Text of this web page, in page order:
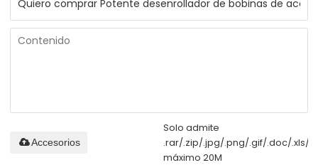
Solo admite
.rar/.zip/.jpg/.png/.gif/.doc/.xls/
máximo 20M
Accesorios